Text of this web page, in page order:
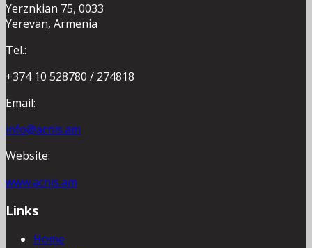
Yerznkian 75, 0033
Yerevan, Armenia
Tel.:
+374 10 528780 / 274818
Email:
info@acnis.am
Website:
www.acnis.am
Links
Home